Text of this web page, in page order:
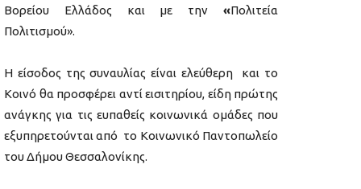
Βορείου Ελλάδος και με την «Πολιτεία
Πολιτισμού».
Η είσοδος της συναυλίας είναι ελεύθερη και το
Κοινό θα προσφέρει αντί εισιτηρίου, είδη πρώτης
ανάγκης για τις ευπαθείς κοινωνικά ομάδες που
εξυπηρετούνται από το Κοινωνικό Παντοπωλείο
του Δήμου Θεσσαλονίκης.